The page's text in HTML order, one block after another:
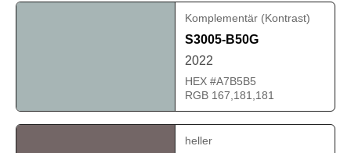
Komplementär (Kontrast)
S3005-B50G
2022
HEX #A7B5B5
RGB 167,181,181
heller